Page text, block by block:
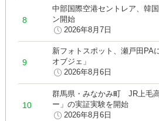
中部国際空港セントレア、韓
ン開始
2026年8月7日
新フォトスポット、瀬戸田
オブジェ」
2026年8月6日
群馬県・みなかみ町 JR上毛
ー」の実証実験を開始
2026年8月6日